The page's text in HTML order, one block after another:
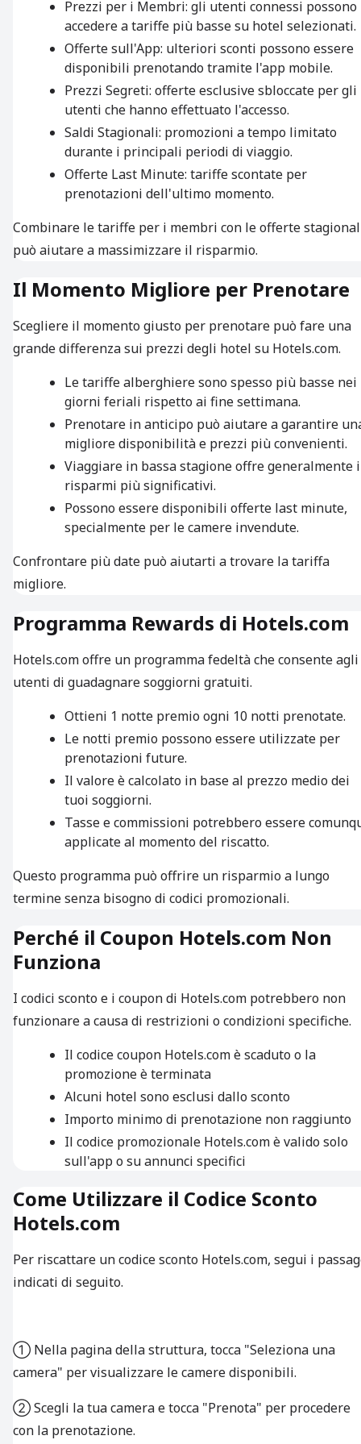
Prezzi per i Membri: gli utenti connessi possono
accedere a tariffe più basse su hotel selezionati.
Offerte sull'App: ulteriori sconti possono essere
disponibili prenotando tramite l'app mobile.
Prezzi Segreti: offerte esclusive sbloccate per gli
utenti che hanno effettuato l'accesso.
Saldi Stagionali: promozioni a tempo limitato
durante i principali periodi di viaggio.
Offerte Last Minute: tariffe scontate per
prenotazioni dell'ultimo momento.
Combinare le tariffe per i membri con le offerte
può aiutare a massimizzare il risparmio.
Il Momento Migliore per Prenotare
Scegliere il momento giusto per prenotare può fare una
grande differenza sui prezzi degli hotel su Hotels.com.
Le tariffe alberghiere sono spesso più basse nei
giorni feriali rispetto ai fine settimana.
Prenotare in anticipo può aiutare a garantire
migliore disponibilità e prezzi più convenienti.
Viaggiare in bassa stagione offre generalmente i
risparmi più significativi.
Possono essere disponibili offerte last minute,
specialmente per le camere invendute.
Confrontare più date può aiutarti a trovare la tariffa
migliore.
Programma Rewards di Hotels.com
Hotels.com offre un programma fedeltà che consente agli
utenti di guadagnare soggiorni gratuiti.
Ottieni 1 notte premio ogni 10 notti prenotate.
Le notti premio possono essere utilizzate per
prenotazioni future.
Il valore è calcolato in base al prezzo medio dei
tuoi soggiorni.
Tasse e commissioni potrebbero essere
applicate al momento del riscatto.
Questo programma può offrire un risparmio a lungo
termine senza bisogno di codici promozionali.
Perché il Coupon Hotels.com Non
Funziona
I codici sconto e i coupon di Hotels.com potrebbero non
funzionare a causa di restrizioni o condizioni specifiche.
Il codice coupon Hotels.com è scaduto o la
promozione è terminata
Alcuni hotel sono esclusi dallo sconto
Importo minimo di prenotazione non raggiunto
Il codice promozionale Hotels.com è valido solo
sull'app o su annunci specifici
Come Utilizzare il Codice Sconto
Hotels.com
Per riscattare un codice sconto Hotels.com, segui i
indicati di seguito.
① Nella pagina della struttura, tocca "Seleziona una
camera" per visualizzare le camere disponibili.
② Scegli la tua camera e tocca "Prenota" per procedere
con la prenotazione.